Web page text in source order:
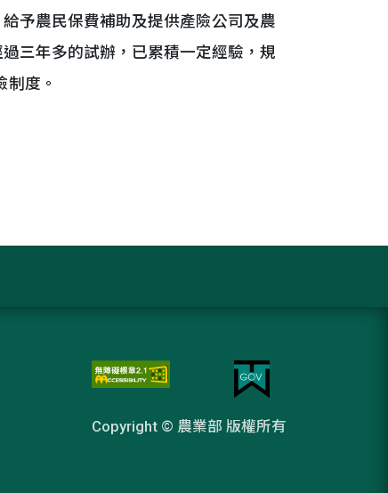
予農民保費補助及提供產險公司及農
三年多的試辦，已累積一定經驗，規
度。
Copyright © 農業部 版權所有